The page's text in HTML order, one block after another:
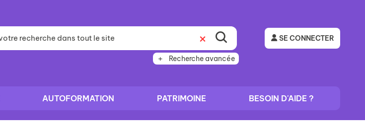
Recherche avancée
SE CONNECTER
AUTOFORMATION PATRIMOINE BESOIN D'AIDE ?